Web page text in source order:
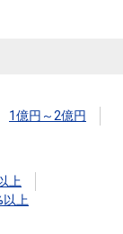
1億円～2億円
上
以上